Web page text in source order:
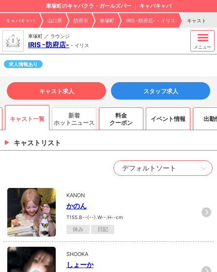
車塚町のキャバクラ・ガールズバー キャバキャバ
キャバキャバ 山口県 防府市 車塚町 IRIS -防府店- - イリス キャスト
車塚町 ／ ラウンジ
IRIS -防府店- - イリス メニュー
求人情報あり
キャスト求人 スタッフ求人
キャスト一覧
新着
ホットニュース
料金
クーポン
イベント情報 出勤
キャストリスト
KANON
かのん
T155.B--(--).W--.H--cm
休み 日記
SHOOKA
しょーか